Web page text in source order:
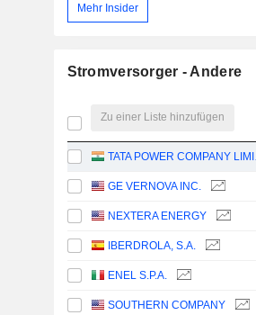
Mehr Insider
Stromversorger - Andere
Zu einer Liste hinzufügen
GE VERNOVA INC.
NEXTERA ENERGY
IBERDROLA, S.A.
ENEL S.P.A.
SOUTHERN COMPANY